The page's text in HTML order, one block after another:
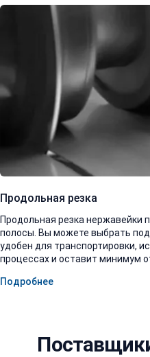
Продольная резка
Продольная резка нержавейки
полосы. Вы можете выбрать
удобен для транспортировки,
процессах и оставит минимум
Подробнее